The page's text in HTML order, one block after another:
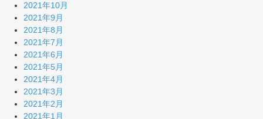
2021年10月
2021年9月
2021年8月
2021年7月
2021年6月
2021年5月
2021年4月
2021年3月
2021年2月
2021年1月